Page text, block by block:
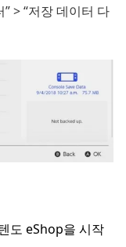
> “저장 데이터 다
도 eShop을 시작